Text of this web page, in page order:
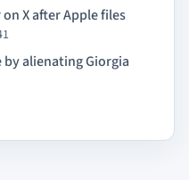
X after Apple files
by alienating Giorgia